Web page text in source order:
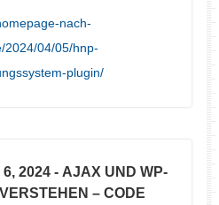
nach-
2024/04/05/hnp-
plugin/
2024 - AJAX UND WP-
– CODE